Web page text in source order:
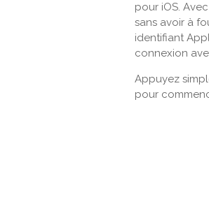
pour iOS.
sans avoir à
identifiant
connexion
Appuyez
pour